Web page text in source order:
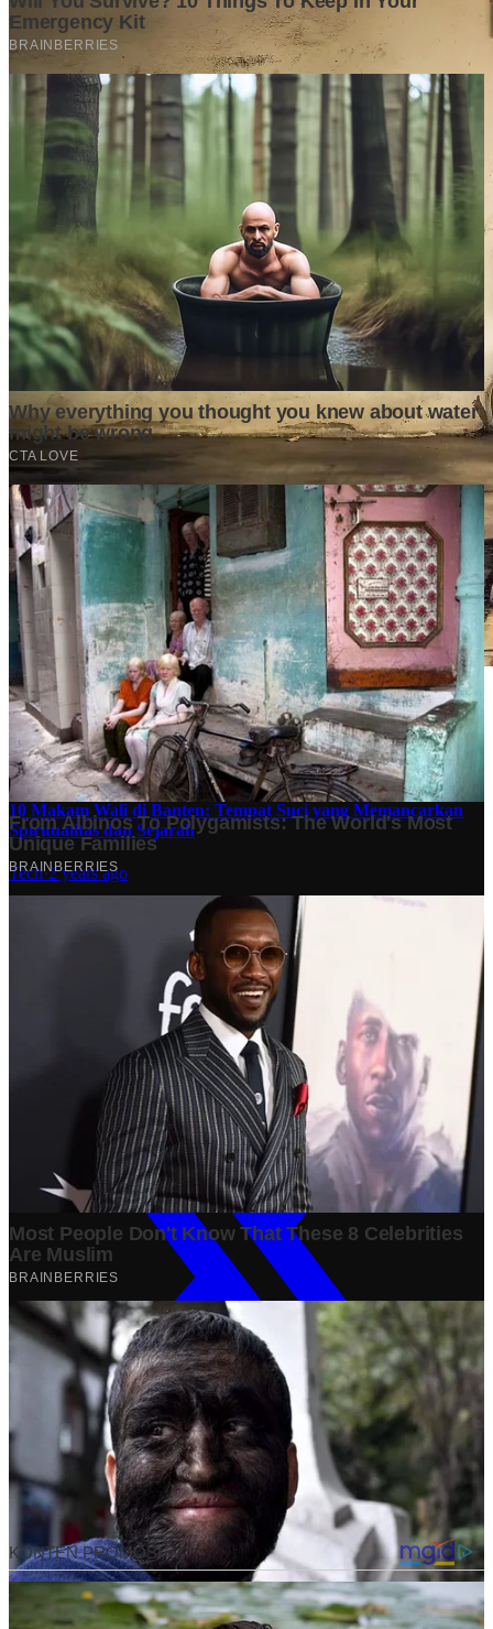
Stok BBM di Indonesia Hanya Tinggal 21 Hari, Apa
Dampaknya bagi Masyarakat?
Finansial·5 months ago
10 Makam Wali di Banten: Tempat Suci yang Memancarkan
Spiritualitas dan Sejarah
Tech·2 years ago
Analisis Bisnis Kopi Kenangan vs Point Coffee: Persaingan
dalam Industri Kopi Indonesia